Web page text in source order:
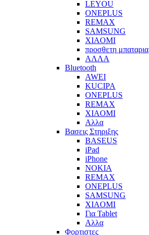
LEYOU
ONEPLUS
REMAX
SAMSUNG
XIAOMI
προσθετη μπαταρια
ΑΛΛΑ
Bluetooth
AWEI
KUCIPA
ONEPLUS
REMAX
XIAOMI
Αλλα
Βασεις Στηριξης
BASEUS
iPad
iPhone
NOKIA
REMAX
ONEPLUS
SAMSUNG
XIAOMI
Για Tablet
Αλλα
Φορτιστες